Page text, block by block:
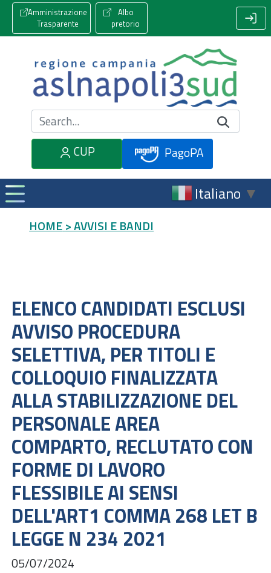
Amministrazione
Trasparente
Albo
pretorio
Cerca nel sito
CUP
PagoPA
Italiano ▼
HOME > AVVISI E BANDI
ELENCO CANDIDATI ESCLUSI
AVVISO PROCEDURA
SELETTIVA, PER TITOLI E
COLLOQUIO FINALIZZATA
ALLA STABILIZZAZIONE DEL
PERSONALE AREA
COMPARTO, RECLUTATO CON
FORME DI LAVORO
FLESSIBILE AI SENSI
DELL'ART1 COMMA 268 LET B
LEGGE N 234 2021
05/07/2024